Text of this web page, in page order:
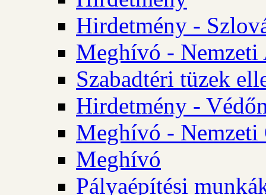
Hirdetmény -
Meghívó - Nemzeti
Szabadtéri tüzek
Hirdetmény -
Meghívó - Nemzeti
Meghívó
Pályaépítési